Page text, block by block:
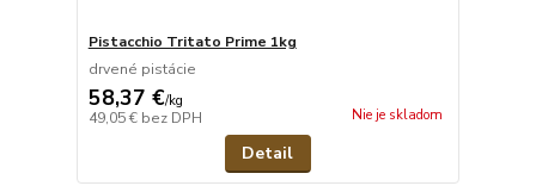
Pistacchio Tritato Prime 1kg
drvené pistácie
58,37 €/kg
49,05 € bez DPH Nie je skladom
Detail